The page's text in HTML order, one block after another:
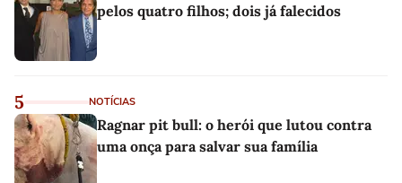
pelos quatro filhos; dois já falecidos
5 NOTÍCIAS
Ragnar pit bull: o herói que lutou contra
uma onça para salvar sua família